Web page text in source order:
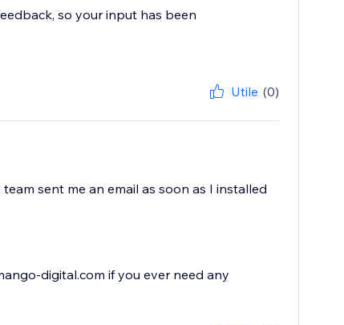
so your input has been
Utile (0)
sent me an email as soon as I installed
digital.com if you ever need any